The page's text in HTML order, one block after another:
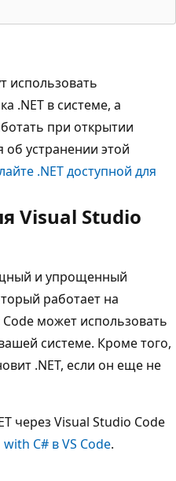
использовать
.NET в системе, а
при открытии
об устранении этой
.NET доступной для
Visual Studio
и упрощенный
работает на
может использовать
системе. Кроме того,
.NET, если он еще не
через Visual Studio Code
C# в VS Code.